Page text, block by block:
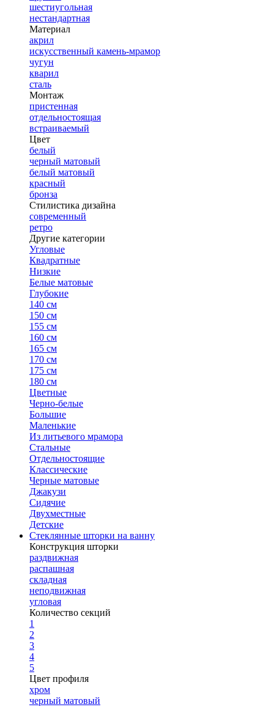
шестиугольная
нестандартная
Материал
акрил
искусственный камень-мрамор
чугун
кварил
сталь
Монтаж
пристенная
отдельностоящая
встраиваемый
Цвет
белый
черный матовый
белый матовый
красный
бронза
Стилистика дизайна
современный
ретро
Другие категории
Угловые
Квадратные
Низкие
Белые матовые
Глубокие
140 см
150 см
155 см
160 см
165 см
170 см
175 см
180 см
Цветные
Черно-белые
Большие
Маленькие
Из литьевого мрамора
Стальные
Отдельностоящие
Классические
Черные матовые
Джакузи
Сидячие
Двухместные
Детские
Стеклянные шторки на ванну
Конструкция шторки
раздвижная
распашная
складная
неподвижная
угловая
Количество секций
1
2
3
4
5
Цвет профиля
хром
черный матовый